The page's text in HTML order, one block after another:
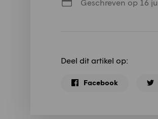
Geschreven op 16
Deel dit artikel op:
Facebook